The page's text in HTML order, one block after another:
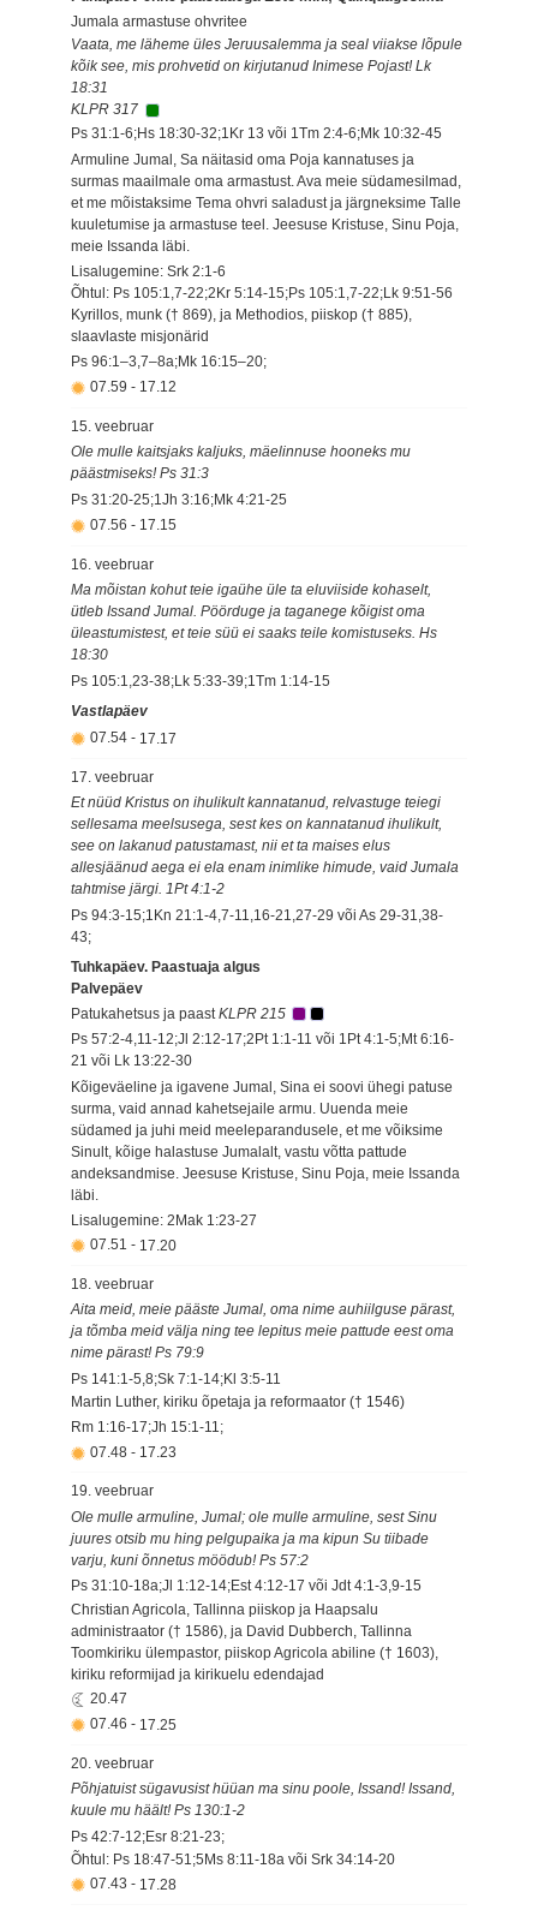
Jumala armastuse ohvritee
Vaata, me läheme üles Jeruusalemma ja seal viiakse lõpule
kõik see, mis prohvetid on kirjutanud Inimese Pojast! Lk
18:31
KLPR 317
Ps 31:1-6;Hs 18:30-32;1Kr 13 või 1Tm 2:4-6;Mk 10:32-45
Armuline Jumal, Sa näitasid oma Poja kannatuses ja
surmas maailmale oma armastust. Ava meie südamesilmad,
et me mõistaksime Tema ohvri saladust ja järgneksime Talle
kuuletumise ja armastuse teel. Jeesuse Kristuse, Sinu Poja,
meie Issanda läbi.
Lisalugemine: Srk 2:1-6
Õhtul: Ps 105:1,7-22;2Kr 5:14-15;Ps 105:1,7-22;Lk 9:51-56
Kyrillos, munk († 869), ja Methodios, piiskop († 885),
slaavlaste misjonärid
Ps 96:1–3,7–8a;Mk 16:15–20;
07.59 - 17.12
15. veebruar
Ole mulle kaitsjaks kaljuks, mäelinnuse hooneks mu
päästmiseks! Ps 31:3
Ps 31:20-25;1Jh 3:16;Mk 4:21-25
07.56 - 17.15
16. veebruar
Ma mõistan kohut teie igaühe üle ta eluviiside kohaselt,
ütleb Issand Jumal. Pöörduge ja taganege kõigist oma
üleastumistest, et teie süü ei saaks teile komistuseks. Hs
18:30
Ps 105:1,23-38;Lk 5:33-39;1Tm 1:14-15
Vastlapäev
07.54 - 17.17
17. veebruar
Et nüüd Kristus on ihulikult kannatanud, relvastuge teiegi
sellesama meelsusega, sest kes on kannatanud ihulikult,
see on lakanud patustamast, nii et ta maises elus
allesjäänud aega ei ela enam inimlike himude, vaid Jumala
tahtmise järgi. 1Pt 4:1-2
Ps 94:3-15;1Kn 21:1-4,7-11,16-21,27-29 või As 29-31,38-
43;
Tuhkapäev. Paastuaja algus
Palvepäev
Patukahetsus ja paast KLPR 215
Ps 57:2-4,11-12;Jl 2:12-17;2Pt 1:1-11 või 1Pt 4:1-5;Mt 6:16-
21 või Lk 13:22-30
Kõigeväeline ja igavene Jumal, Sina ei soovi ühegi patuse
surma, vaid annad kahetsejaile armu. Uuenda meie
südamed ja juhi meid meeleparandusele, et me võiksime
Sinult, kõige halastuse Jumalalt, vastu võtta pattude
andeksandmise. Jeesuse Kristuse, Sinu Poja, meie Issanda
läbi.
Lisalugemine: 2Mak 1:23-27
07.51 - 17.20
18. veebruar
Aita meid, meie pääste Jumal, oma nime auhiilguse pärast,
ja tõmba meid välja ning tee lepitus meie pattude eest oma
nime pärast! Ps 79:9
Ps 141:1-5,8;Sk 7:1-14;Kl 3:5-11
Martin Luther, kiriku õpetaja ja reformaator († 1546)
Rm 1:16-17;Jh 15:1-11;
07.48 - 17.23
19. veebruar
Ole mulle armuline, Jumal; ole mulle armuline, sest Sinu
juures otsib mu hing pelgupaika ja ma kipun Su tiibade
varju, kuni õnnetus möödub! Ps 57:2
Ps 31:10-18a;Jl 1:12-14;Est 4:12-17 või Jdt 4:1-3,9-15
Christian Agricola, Tallinna piiskop ja Haapsalu
administraator († 1586), ja David Dubberch, Tallinna
Toomkiriku ülempastor, piiskop Agricola abiline († 1603),
kiriku reformijad ja kirikuelu edendajad
20.47
07.46 - 17.25
20. veebruar
Põhjatuist sügavusist hüüan ma sinu poole, Issand! Issand,
kuule mu häält! Ps 130:1-2
Ps 42:7-12;Esr 8:21-23;
Õhtul: Ps 18:47-51;5Ms 8:11-18a või Srk 34:14-20
07.43 - 17.28